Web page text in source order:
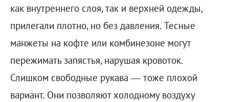
как внутреннего слоя, так и верхней одежды,
прилегали плотно, но без давления. Тесные
манжеты на кофте или комбинезоне могут
пережимать запястья, нарушая кровоток.
Слишком свободные рукава — тоже плохой
вариант. Они позволяют холодному воздуху